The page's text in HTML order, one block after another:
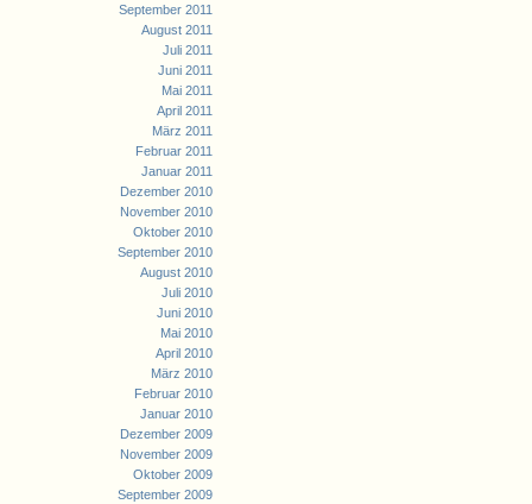
September 2011
August 2011
Juli 2011
Juni 2011
Mai 2011
April 2011
März 2011
Februar 2011
Januar 2011
Dezember 2010
November 2010
Oktober 2010
September 2010
August 2010
Juli 2010
Juni 2010
Mai 2010
April 2010
März 2010
Februar 2010
Januar 2010
Dezember 2009
November 2009
Oktober 2009
September 2009